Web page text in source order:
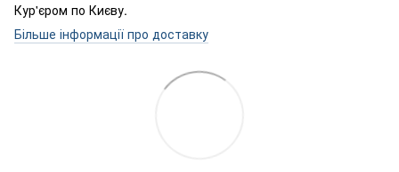
Кур'єром по Києву.
Більше інформації про доставку